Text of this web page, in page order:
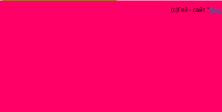
(с)Гей - сайт "Gay